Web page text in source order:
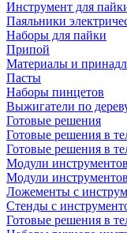
Инструмент для
Паяльники
Наборы для пайки
Припой
Материалы и
Пасты
Наборы пинцетов
Выжигатели по
Готовые решения
Готовые решения в
Готовые решения в
Модули
Модули
Ложементы с
Стенды с
Готовые решения в